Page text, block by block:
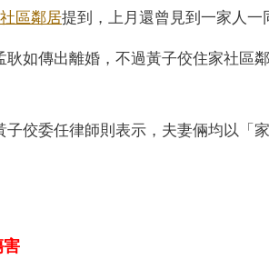
社區鄰居提到，上月還曾見到一家人一
如傳出離婚，不過黃子佼住家社區
佼委任律師則表示，夫妻倆均以「
害